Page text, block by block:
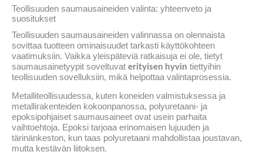
Teollisuuden saumausaineiden valinta: yhteenveto ja
suositukset
Teollisuuden saumausaineiden valinnassa on olennaista
sovittaa tuotteen ominaisuudet tarkasti käyttökohteen
vaatimuksiin. Vaikka yleispäteviä ratkaisuja ei ole, tietyt
saumausainetyypit soveltuvat erityisen hyvin tiettyihin
teollisuuden sovelluksiin, mikä helpottaa valintaprosessia.
Metalliteollisuudessa, kuten koneiden valmistuksessa ja
metallirakenteiden kokoonpanossa, polyuretaani- ja
epoksipohjaiset saumausaineet ovat usein parhaita
vaihtoehtoja. Epoksi tarjoaa erinomaisen lujuuden ja
tärinänkeston, kun taas polyuretaani mahdollistaa joustavan,
mutta kestävän liitoksen.